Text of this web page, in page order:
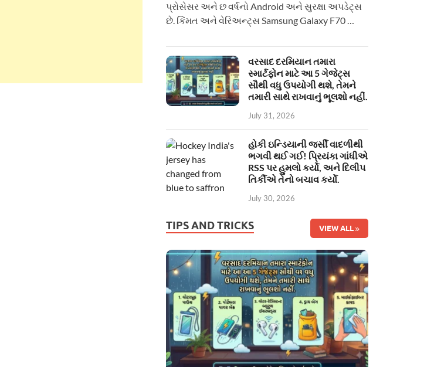
પ્રોસેસર અને છ વર્ષનો Android અને સુરક્ષા અપડેટ્સ
છે. કિંમત અને વેરિઅન્ટ્સ Samsung Galaxy F70 …
વરસાદ દરમિયાન તમારા
સ્માર્ટફોન માટે આ 5 ગેજેટ્સ
સૌથી વધુ ઉપયોગી થશે, તેમને
તમારી સાથે રાખવાનું ભૂલશો નહીં.
July 31, 2026
હોકી ઇન્ડિયાની જર્સી વાદળીથી
ભગવી થઈ ગઈ! પ્રિયંકા ગાંધીએ
RSS પર હુમલો કર્યો, અને દિલીપ
તિર્કીએ તેનો બચાવ કર્યો.
July 30, 2026
TIPS AND TRICKS VIEW ALL